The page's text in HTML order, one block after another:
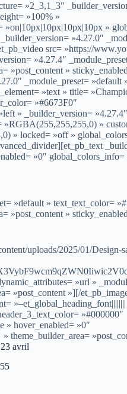
»2_3,1_3″
»100% »
»on|10px|10px|10px|10px »
»4.27.0″
src= »https://
»4.27.4″
»post_content »
_module_preset=
»text » title=
»#6673F0″
» _builder_version=
»
» locked= »off »
»0″
»default » text_text_color=
»post_content »
uploads/2025/01/Design-
»url »
»post_content »][/
»#000000″
» hover_enabled= »0″
avril